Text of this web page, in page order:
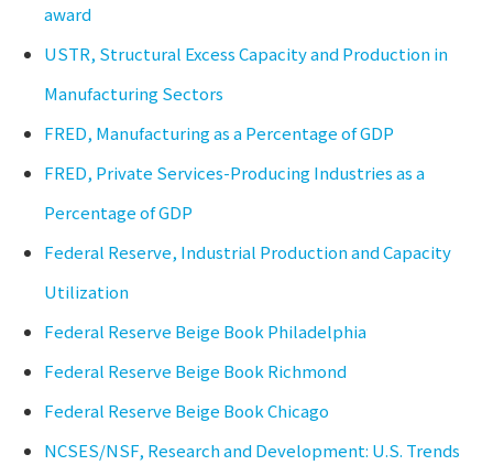
award
USTR, Structural Excess Capacity and Production in
Manufacturing Sectors
FRED, Manufacturing as a Percentage of GDP
FRED, Private Services-Producing Industries as a
Percentage of GDP
Federal Reserve, Industrial Production and Capacity
Utilization
Federal Reserve Beige Book Philadelphia
Federal Reserve Beige Book Richmond
Federal Reserve Beige Book Chicago
NCSES/NSF, Research and Development: U.S. Trends